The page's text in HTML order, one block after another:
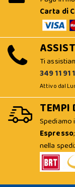
Carta di
Ti
349 11 91
Attivo dal
TEMPI
Spediamo
Espresso
nella